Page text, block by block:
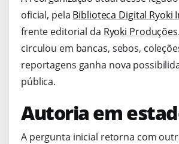
oficial, pela Biblioteca Digital Ryoki
frente editorial da Ryoki Produções
circulou em bancas, sebos,
reportagens ganha nova
pública.
Autoria em
A pergunta inicial retorna com